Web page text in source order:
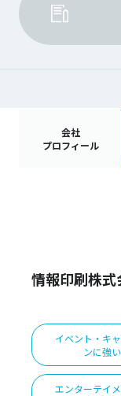
会社
プロフィール
情報印刷株式
イベント・キ
ンに強い
エンターテイ